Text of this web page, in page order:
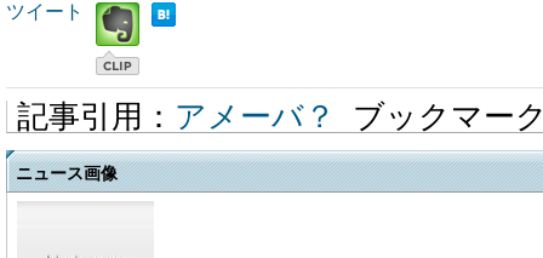
ツイート
記事引用： アメーバ？ ブックマー
ニュース画像